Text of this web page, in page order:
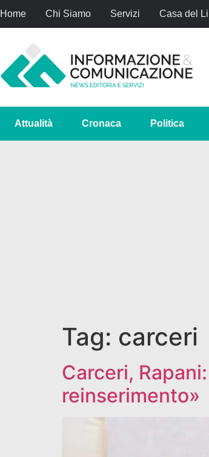
Home Chi Siamo Servizi Casa del
Attualità Cronaca Politica
Tag: carceri
Carceri,
reinserimento»